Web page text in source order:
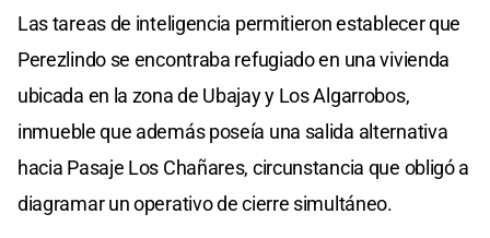
Las tareas de inteligencia permitieron establecer que
Perezlindo se encontraba refugiado en una vivienda
ubicada en la zona de Ubajay y Los Algarrobos,
inmueble que además poseía una salida alternativa
hacia Pasaje Los Chañares, circunstancia que obligó a
diagramar un operativo de cierre simultáneo.